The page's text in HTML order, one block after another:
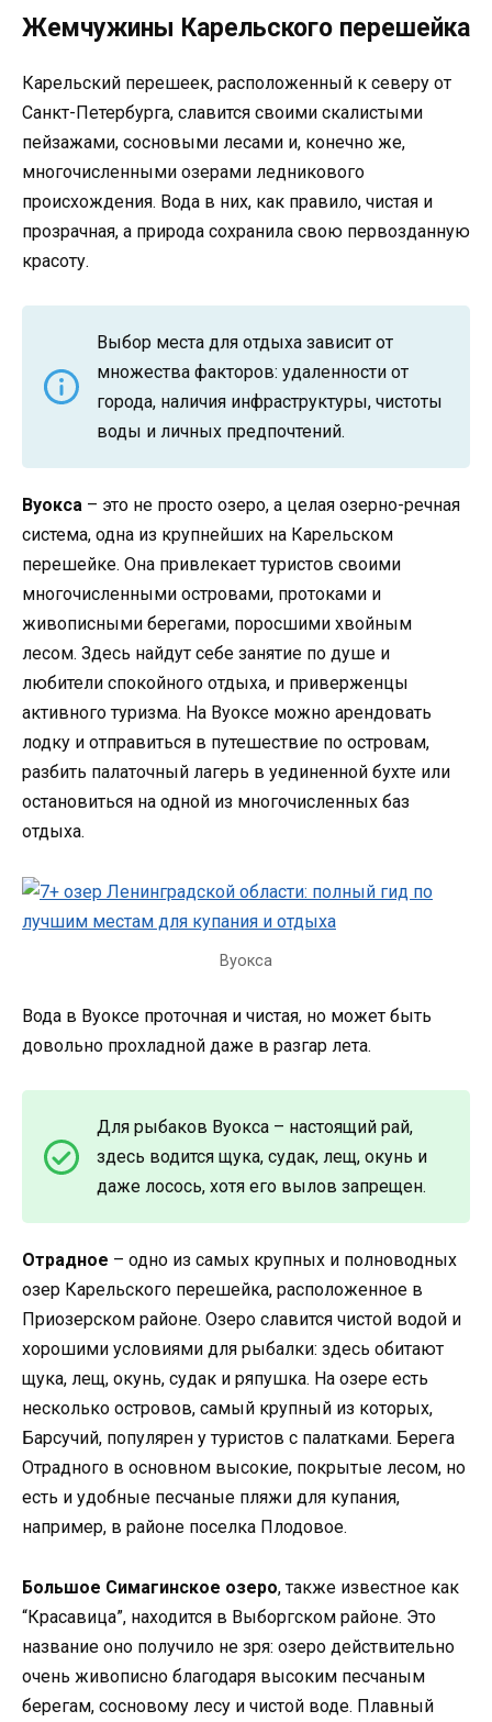
Жемчужины Карельского перешейка
Карельский перешеек, расположенный к северу от
Санкт-Петербурга, славится своими скалистыми
пейзажами, сосновыми лесами и, конечно же,
многочисленными озерами ледникового
происхождения. Вода в них, как правило, чистая и
прозрачная, а природа сохранила свою первозданную
красоту.
Выбор места для отдыха зависит от
множества факторов: удаленности от
города, наличия инфраструктуры, чистоты
воды и личных предпочтений.
Вуокса – это не просто озеро, а целая озерно-речная
система, одна из крупнейших на Карельском
перешейке. Она привлекает туристов своими
многочисленными островами, протоками и
живописными берегами, поросшими хвойным
лесом. Здесь найдут себе занятие по душе и
любители спокойного отдыха, и приверженцы
активного туризма. На Вуоксе можно арендовать
лодку и отправиться в путешествие по островам,
разбить палаточный лагерь в уединенной бухте или
остановиться на одной из многочисленных баз
отдыха.
Вуокса
Вода в Вуоксе проточная и чистая, но может быть
довольно прохладной даже в разгар лета.
Для рыбаков Вуокса – настоящий рай,
здесь водится щука, судак, лещ, окунь и
даже лосось, хотя его вылов запрещен.
Отрадное – одно из самых крупных и полноводных
озер Карельского перешейка, расположенное в
Приозерском районе. Озеро славится чистой водой и
хорошими условиями для рыбалки: здесь обитают
щука, лещ, окунь, судак и ряпушка. На озере есть
несколько островов, самый крупный из которых,
Барсучий, популярен у туристов с палатками. Берега
Отрадного в основном высокие, покрытые лесом, но
есть и удобные песчаные пляжи для купания,
например, в районе поселка Плодовое.
Большое Симагинское озеро, также известное как
“Красавица”, находится в Выборгском районе. Это
название оно получило не зря: озеро действительно
очень живописно благодаря высоким песчаным
берегам, сосновому лесу и чистой воде. Плавный